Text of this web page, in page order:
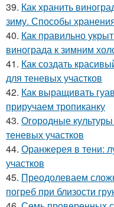
39. Как хранить
зиму. Способы
40. Как правильно
винограда к зимним
41. Как создать
для теневых участков
42. Как выращивать
приручаем тропиканку
43. Огородные
теневых участков
44. Оранжерея в тени:
участков
45. Преодолеваем
погреб при близости